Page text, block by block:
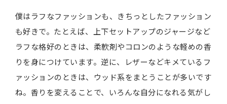
僕はラフなファッションも、きちっとしたファッション
も好きで。たとえば、上下セットアップのジャージなど
ラフな格好のときは、柔軟剤やコロンのような軽めの香
りを身につけています。逆に、レザーなどキメているフ
ァッションのときは、ウッド系をまとうことが多いです
ね。香りを変えることで、いろんな自分になれる気がし